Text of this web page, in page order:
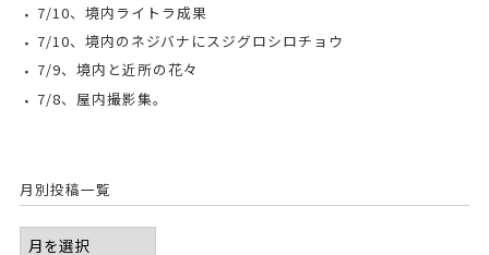
7/10、境内ライトラ成果
7/10、境内のネジバナにスジグロシロチョウ
7/9、境内と近所の花々
7/8、屋内撮影集。
月別投稿一覧